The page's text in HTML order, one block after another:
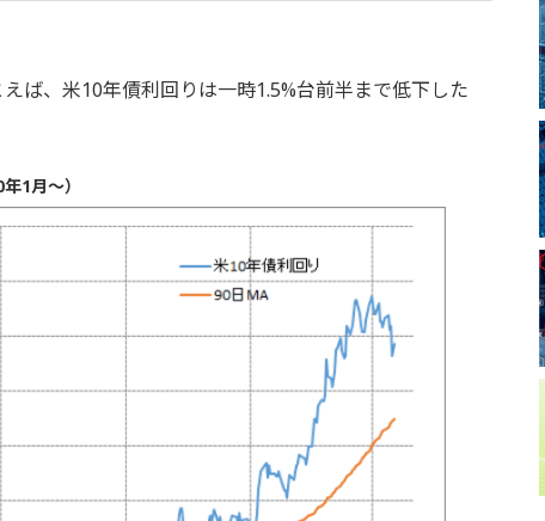
ば、米10年債利回りは一時1.5%台前半まで低下した
1月～）